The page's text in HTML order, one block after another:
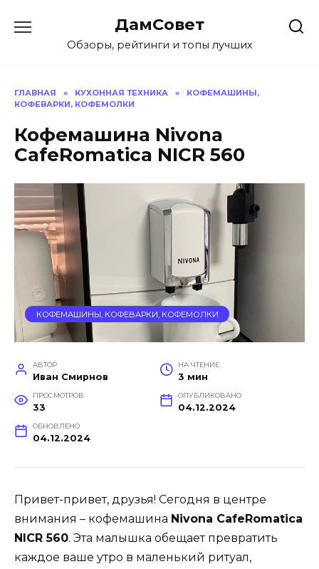
содержанию
ДамСовет
Обзоры, рейтинги и топы лучших
ГЛАВНАЯ » КУХОННАЯ ТЕХНИКА »
КОФЕМАШИНЫ,
КОФЕВАРКИ, КОФЕМОЛКИ
Кофемашина Nivona
CafeRomatica NICR 560
КОФЕМАШИНЫ, КОФЕВАРКИ, КОФЕМОЛКИ
АВТОР
Иван Смирнов
НА ЧТЕНИЕ
3 мин
ПРОСМОТРОВ
33
ОПУБЛИКОВАНО
04.12.2024
ОБНОВЛЕНО
04.12.2024
Привет-привет, друзья! Сегодня в центре
внимания – кофемашина Nivona CafeRomatica
NICR 560. Эта малышка обещает превратить
каждое ваше утро в маленький ритуал,